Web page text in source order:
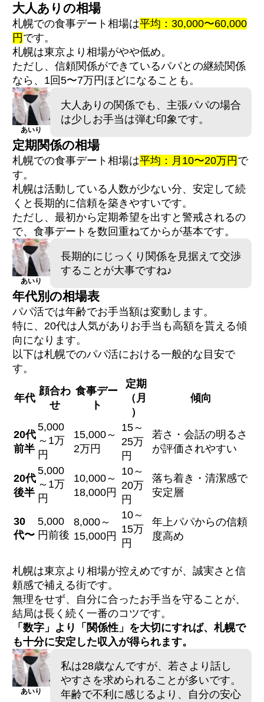
大人ありの相場
札幌での食事デート相場は平均：30,000〜60,000
円です。
札幌は東京より相場がやや低め。
ただし、信頼関係ができているパパとの継続関係
なら、1回5〜7万円ほどになることも。
あいり
大人ありの関係でも、主張パパの場合
は少しお手当は弾む印象です。
定期関係の相場
札幌での食事デート相場は平均：月10〜20万円で
す。
札幌は活動している人数が少ない分、安定して続
くと長期的に信頼を築きやすいです。
ただし、最初から定期希望を出すと警戒されるの
で、食事デートを数回重ねてからが基本です。
あいり
長期的にじっくり関係を見据えて交渉
することが大事ですね♪
年代別の相場表
パパ活では年齢でお手当額は変動します。
特に、20代は人気がありお手当も高額を貰える傾
向になります。
以下は札幌でのパパ活における一般的な目安で
す。
年代
顔合わ
せ
食事デー
ト
定期
（月
）
傾向
20代
前半
5,000
～1万
円
15,000～
2万円
15～
25万
円
若さ・会話の明るさ
が評価されやすい
20代
後半
5,000
～1万
円
10,000～
18,000円
10～
20万
円
落ち着き・清潔感で
安定層
30
代〜
5,000
円前後
8,000～
15,000円
10～
15万
円
年上パパからの信頼
度高め
札幌は東京より相場が控えめですが、誠実さと信
頼感で補える街です。
無理をせず、自分に合ったお手当を守ることが、
結局は長く続く一番のコツです。
「数字」より「関係性」を大切にすれば、札幌で
も十分に安定した収入が得られます。
あいり
私は28歳なんですが、若さより話し
やすさを求められることが多いです。
年齢で不利に感じるより、自分の安心